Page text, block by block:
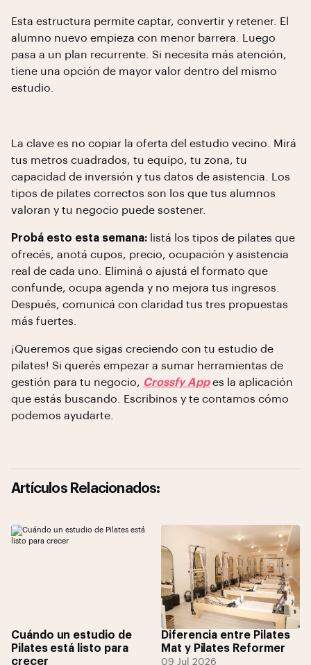
Esta estructura permite captar, convertir y retener. El
alumno nuevo empieza con menor barrera. Luego
pasa a un plan recurrente. Si necesita más atención,
tiene una opción de mayor valor dentro del mismo
estudio.
La clave es no copiar la oferta del estudio vecino. Mirá
tus metros cuadrados, tu equipo, tu zona, tu
capacidad de inversión y tus datos de asistencia. Los
tipos de pilates correctos son los que tus alumnos
valoran y tu negocio puede sostener.
Probá esto esta semana: listá los tipos de pilates que
ofrecés, anotá cupos, precio, ocupación y asistencia
real de cada uno. Eliminá o ajustá el formato que
confunde, ocupa agenda y no mejora tus ingresos.
Después, comunicá con claridad tus tres propuestas
más fuertes.
¡Queremos que sigas creciendo con tu estudio de
pilates! Si querés empezar a sumar herramientas de
gestión para tu negocio, Crossfy Appes la aplicación
que estás buscando. Escribinos y te contamos cómo
podemos ayudarte.
Artículos Relacionados:
Cuándo un estudio de
Pilates está listo para
crecer
Diferencia entre Pilates
Mat y Pilates Reformer
09 Jul 2026